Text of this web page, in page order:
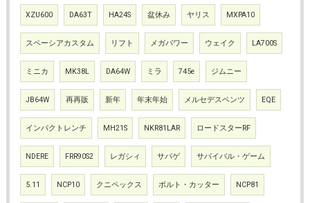
XZU600 DA63T HA24S 盆休み ヤリス MXPA10
スペーシアカスタム リフト メガパワー ウェイク LA700S
ミニカ MK38L DA64W ミラ 745e ジムニー
JB64W 再再販 新年 年末年始 メルセデスベンツ EQE
インパクトレンチ MH21S NKR81LAR ロードスターRF
NDERE FRR90S2 レガシィ サバゲ サバイバル・ゲーム
5.11 NCP10 クニペックス ボルト・カッター NCP81